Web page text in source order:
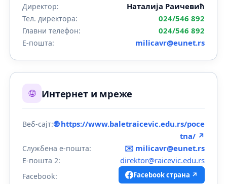
Директор: Наталија Раичевић
Тел. директора: 024/546 892
Главни телефон: 024/546 892
Е-пошта: milicavr@eunet.rs
🌐 Интернет и мреже
Веб-сајт:🌐 https://www.baletraicevic.edu.rs/poce
tna/ ↗
Службена е-пошта: ✉️ milicavr@eunet.rs
Е-пошта 2: direktor@raicevic.edu.rs
Facebook: Facebook страна ↗